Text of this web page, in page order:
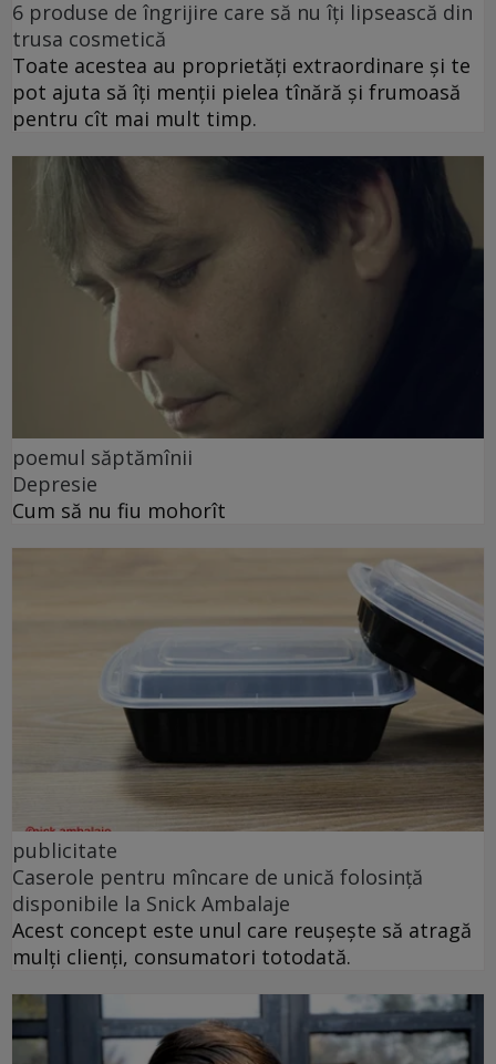
6 produse de îngrijire care să nu îți lipsească din
trusa cosmetică
Toate acestea au proprietăți extraordinare și te
pot ajuta să îți menții pielea tînără și frumoasă
pentru cît mai mult timp.
poemul săptămînii
Depresie
Cum să nu fiu mohorît
publicitate
Caserole pentru mîncare de unică folosință
disponibile la Snick Ambalaje
Acest concept este unul care reușește să atragă
mulți clienți, consumatori totodată.